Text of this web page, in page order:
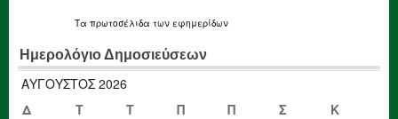
Τα πρωτοσέλιδα των εφημερίδων
Ημερολόγιο Δημοσιεύσεων
ΑΎΓΟΥΣΤΟΣ 2026
Δ
Τ Τ Π Π Σ Κ